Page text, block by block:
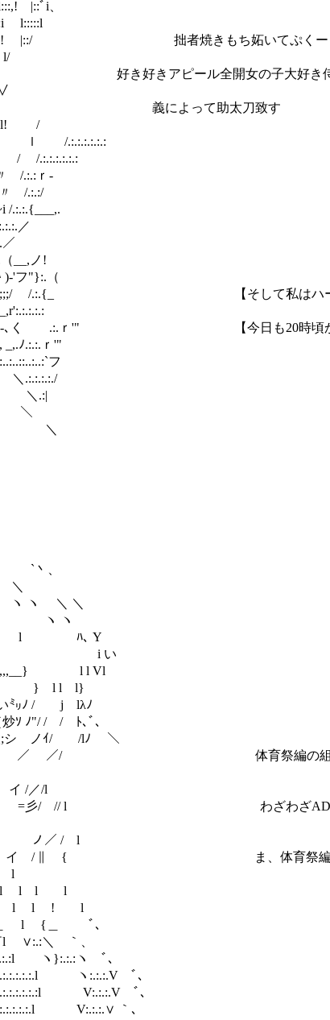
|::ﾞi、
l:::::l
::|! |::/ 拙者焼きもち妬いてぷくーって
.!/ l::::/:|::ｌ:l, l/
〃 好き好きアピール全開女の子大好き
〃ノ' ///:::lﾞ ∨
／| 義によって助太刀致す
l! /
ｌ /.:.:.:.:.:.:
/ /.:.:.:.:.:.:
/.:.:ｒ‐
/.:.:/
／
ノ!
"}:.（
,'ﾆ-'";;;/ /.:.{_ 【そして私はハーレム
''"´;;;;;;;;;;!､_,r':.:.:.:.:ゝ
､く .:.ｒ'" 【今日も20時頃から
.:.:.ｒ'"
フ
＼.:|
＼
＼
、
＼ ＼
ヽ ヽ
l ﾊ､ Y
ﾒ､j i い
l l Vl
j } l l l}
/ j lλﾉ
/ ﾄ､ﾞ､
/ /lﾉ ＼
の組む相手に関してはダ
-、 イ /／/l
ざわざAD対BCに拘る理由
l ＼ 弋 ﾉ ノ／ / l
/ ∥ { ま、体育祭編入ったら
ト､__ -‐T" l ! l ∥ l
ｰ┴-､ l l l l l l
ﾉ l l l ! l
〈＿ l {＿ ﾞ､
l ∨:.:＼ ｀、
ヽ}:.:.:ヽ ﾞ､
ヽ:.:.:.V ﾞ､
V:.:.:.V ﾞ､
V:.:.:.∨ ｀､